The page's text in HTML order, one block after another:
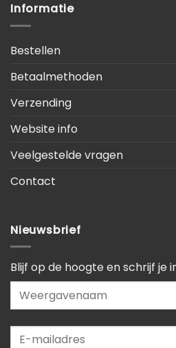
Informatie
Bestellen
Betaalmethoden
Verzending
Website info
Veelgestelde vragen
Contact
Nieuwsbrief
Blijf op de hoogte en schrijf je